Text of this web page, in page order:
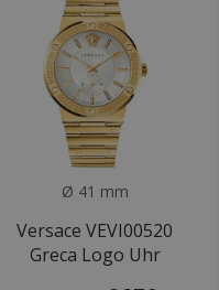
Ø 41 mm
Versace VEVI00520
Greca Logo Uhr